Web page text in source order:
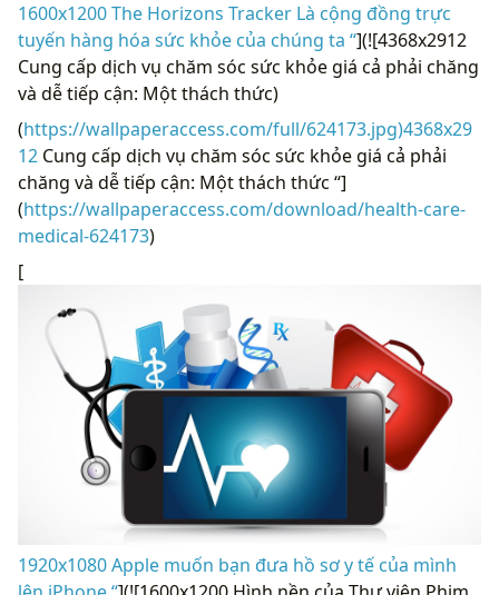
1600x1200 The Horizons Tracker Là cộng đồng trực
tuyến hàng hóa sức khỏe của chúng ta “](![4368x2912
Cung cấp dịch vụ chăm sóc sức khỏe giá cả phải chăng
và dễ tiếp cận: Một thách thức)
(https://wallpaperaccess.com/full/624173.jpg)4368x29
12 Cung cấp dịch vụ chăm sóc sức khỏe giá cả phải
chăng và dễ tiếp cận: Một thách thức “]
(https://wallpaperaccess.com/download/health-care-
medical-624173)
[
1920x1080 Apple muốn bạn đưa hồ sơ y tế của mình